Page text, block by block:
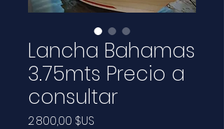
Lancha Bahamas
3.75mts Precio a
consultar
2 800,00 $US